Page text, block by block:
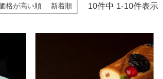
格が高い順 新着順 10件中 1-10件表示